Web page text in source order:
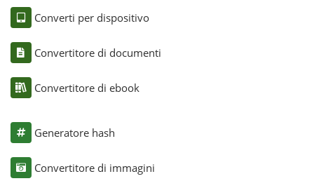
Converti per dispositivo
Convertitore di documenti
Convertitore di ebook
Generatore hash
Convertitore di immagini